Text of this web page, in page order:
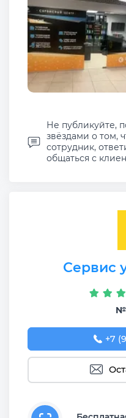
Не публикуйте,
звёздами о том,
сотрудник,
общаться с
Сервис
+7
+7